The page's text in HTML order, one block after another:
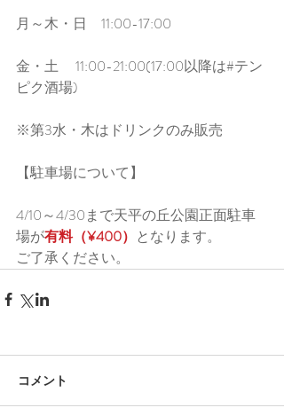
月～木・日　11:00-17:00﻿﻿
金・土 　11:00-21:00(17:00以降は#テン
ピク酒場)﻿﻿
※第3水・木はドリンクのみ販売﻿﻿
【駐車場について】﻿﻿
4/10～4/30まで天平の丘公園正面駐車
場が有料（¥400） となります。
ご了承ください。﻿
コメント